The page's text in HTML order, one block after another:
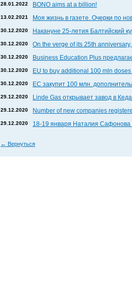
28.01.2022 BONO aims at a billion!
13.02.2021 Моя жизнь в газете. Очерки по
30.12.2020 Накануне 25-летия Балтийский
30.12.2020 On the verge of its 25th
30.12.2020 Business Education Plus
30.12.2020 EU to buy additional 100 mln
30.12.2020 ЕС закупит 100 млн.
29.12.2020 Linde Gas открывает завод в
29.12.2020 Number of new companies
29.12.2020 18-19 января Наталия Сафонова
← Вернуться